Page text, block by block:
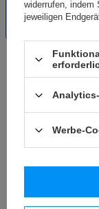
Niedrigster Produktpreis
inkl. MwSt.
widerrufen, indem
jeweiligen
Werbe-